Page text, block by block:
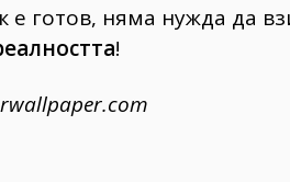
е готов, няма нужда да
!